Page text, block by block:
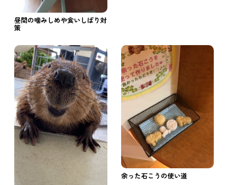
昼間の噛みしめや食いしばり対
策
余った石こうの使い道